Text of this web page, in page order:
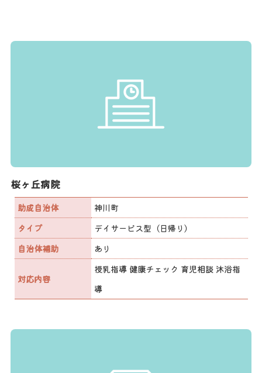
桜ヶ丘病院
助成自治体
神川町
タイプ
デイサービス型（日帰り）
自治体補助
あり
対応内容
授乳指導 健康チェック 育児相談 沐浴指
導